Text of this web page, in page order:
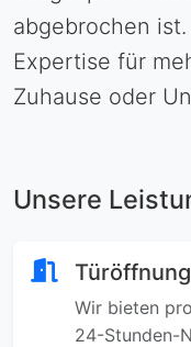
abgebrochen
Expertise für
Zuhause oder
Unsere
Türöffnung
Wir bieten
24-Stunden-